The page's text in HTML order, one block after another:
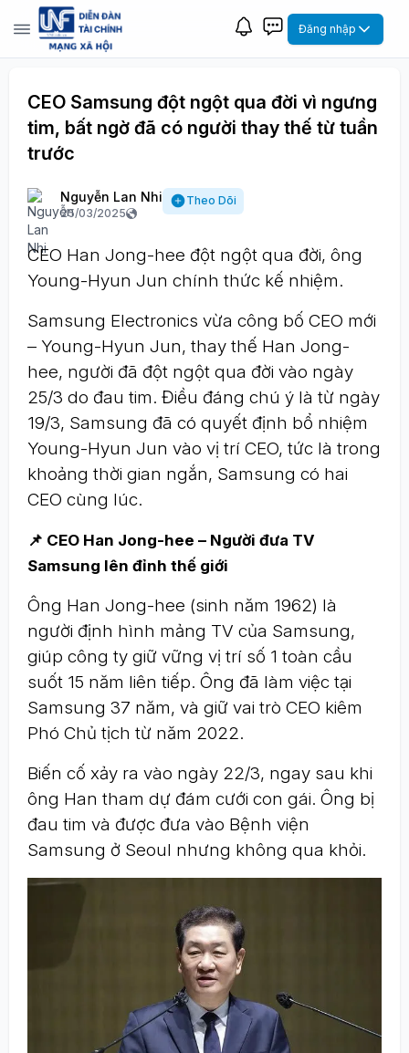
Đăng nhập
CEO Samsung đột ngột qua đời vì ngưng
tim, bất ngờ đã có người thay thế từ tuần
trước
Nguyễn Lan Nhi
25/03/2025
Theo Dõi
CEO Han Jong-hee đột ngột qua đời, ông
Young-Hyun Jun chính thức kế nhiệm.
Samsung Electronics vừa công bố CEO mới
– Young-Hyun Jun, thay thế Han Jong-
hee, người đã đột ngột qua đời vào ngày
25/3 do đau tim. Điều đáng chú ý là từ ngày
19/3, Samsung đã có quyết định bổ nhiệm
Young-Hyun Jun vào vị trí CEO, tức là trong
khoảng thời gian ngắn, Samsung có hai
CEO cùng lúc.
📌 CEO Han Jong-hee – Người đưa TV
Samsung lên đỉnh thế giới
Ông Han Jong-hee (sinh năm 1962) là
người định hình mảng TV của Samsung,
giúp công ty giữ vững vị trí số 1 toàn cầu
suốt 15 năm liên tiếp. Ông đã làm việc tại
Samsung 37 năm, và giữ vai trò CEO kiêm
Phó Chủ tịch từ năm 2022.
Biến cố xảy ra vào ngày 22/3, ngay sau khi
ông Han tham dự đám cưới con gái. Ông bị
đau tim và được đưa vào Bệnh viện
Samsung ở Seoul nhưng không qua khỏi.